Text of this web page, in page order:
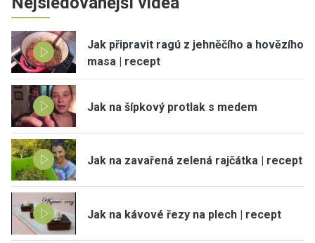
Jak připravit ragú z jehněčího a hovězího
masa | recept
Jak na šípkový protlak s medem
Jak na zavařená zelená rajčátka | recept
Jak na kávové řezy na plech | recept